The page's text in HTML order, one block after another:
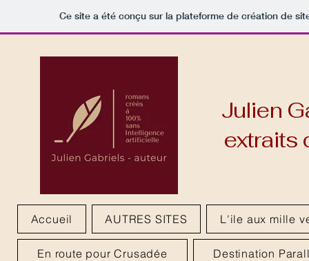
Ce site a été conçu sur la plateforme de création de
Julien
extraits
Accueil AUTRES SITES L'ile aux mille
En route pour Crusadée Destination